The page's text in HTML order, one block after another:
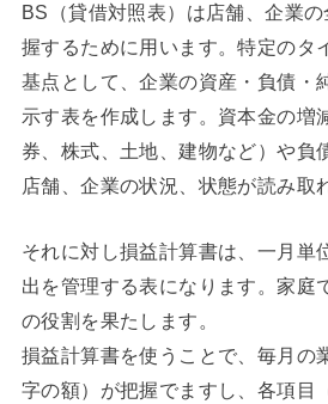
BS（貸借対照表）は店舗、企業
握するために用います。特定のタ
基点として、企業の資産・負債・
示す表を作成します。資本金の増
券、株式、土地、建物など）や負
店舗、企業の状況、状態が読み取
それに対し損益計算書は、一月単
出を管理する表になります。家庭
の役割を果たします。
損益計算書を使うことで、毎月の
字の額）が把握でますし、各項目